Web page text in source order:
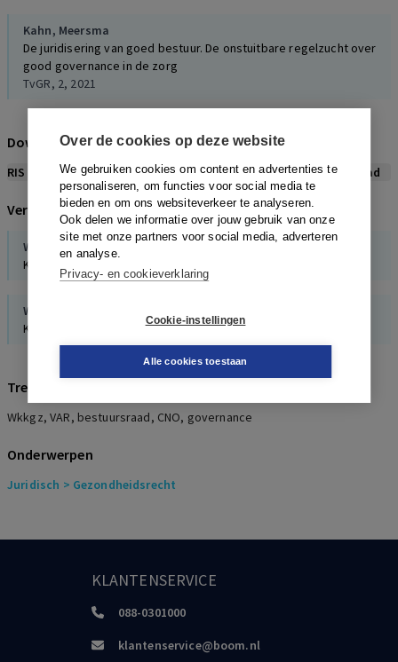
Over de cookies op deze website
We gebruiken cookies om content en advertenties te
personaliseren, om functies voor social media te
bieden en om ons websiteverkeer te analyseren.
Ook delen we informatie over jouw gebruik van onze
site met onze partners voor social media, adverteren
en analyse.
Privacy- en cookieverklaring
Cookie-instellingen
Alle cookies toestaan
Kahn, Meersma
De juridisering van goed bestuur. De onstuitbare regelzucht over
good governance in de zorg
TvGR, 2, 2021
Download citeerwijze bij dit artikel
RIS BibTex APA Vancouver Leidraad
Verwijzingen naar dit artikel
W.F. van der Wel
M.E. Jannink
Kroniek wetgeving gezondheidsrecht 2021
W.F. van der Wel
Kroniek wetgeving gezondheidsrecht 2023
Trefwoorden
Wkkgz, VAR, bestuursraad, CNO, governance
Onderwerpen
Juridisch > Gezondheidsrecht
KLANTENSERVICE
088-0301000
klantenservice@boom.nl